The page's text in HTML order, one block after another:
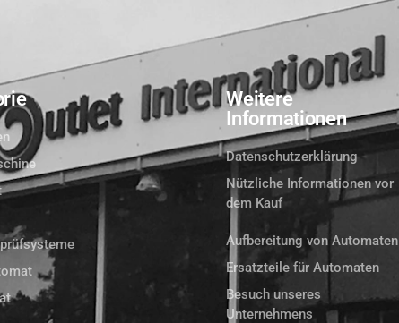
Weitere
Informationen
Datenschutzerklärung
Nützliche Informationen vor
dem Kauf
Aufbereitung von Automaten
Ersatzteile für Automaten
Besuch unseres
Unternehmens